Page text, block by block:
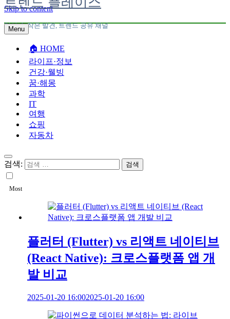
Skip to content
일상 속 작은 발견, 트렌드 공유 채널
Menu
🏠︎ HOME
라이프·정보
건강·웰빙
꿈·해몽
과학
IT
여행
쇼핑
자동차
검색:
Most
플러터 (Flutter) vs 리액트 네이티브
(React Native): 크로스플랫폼 앱 개
발 비교
2025-01-20 16:002025-01-20 16:00